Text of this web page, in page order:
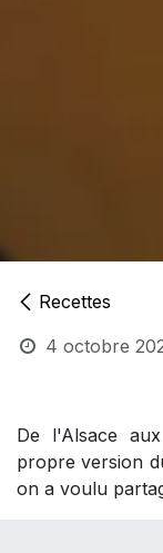
Recettes
4 octobre
De l'Alsace
propre version
on a voulu